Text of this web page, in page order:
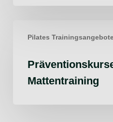
Pilates
Mattentraining
Mattentraining